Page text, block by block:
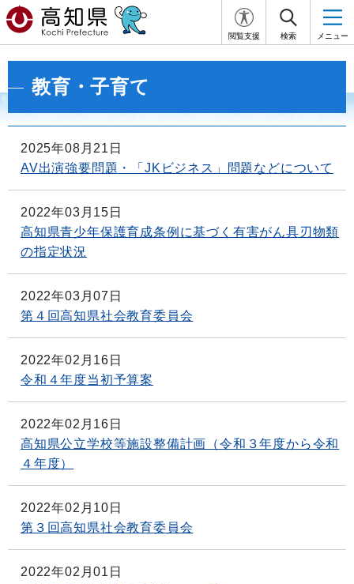
閲覧支援 検索 メニュー
教育・子育て
2025年08月21日
AV出演強要問題・「JKビジネス」問題などについて
2022年03月15日
高知県青少年保護育成条例に基づく有害がん具刃物類
の指定状況
2022年03月07日
第４回高知県社会教育委員会
2022年02月16日
令和４年度当初予算案
2022年02月16日
高知県公立学校等施設整備計画（令和３年度から令和
４年度）
2022年02月10日
第３回高知県社会教育委員会
2022年02月01日